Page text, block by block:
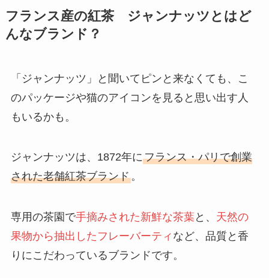
フランス産の紅茶 ジャンナッツとはど
んなブランド？
「ジャンナッツ」と聞いてピンと来なくても、こ
のパッケージや猫のアイコンを見ると思い出す人
もいるかも。
ジャンナッツは、1872年にフランス・パリで創業
された老舗紅茶ブランド。
専用の茶園で手摘みされた新鮮な茶葉と、 天然の
果物から抽出したフレーバーティ など、品質と香
りにこだわっているブランドです。